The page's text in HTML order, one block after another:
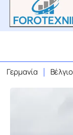
Γερμανία Βέλγιο